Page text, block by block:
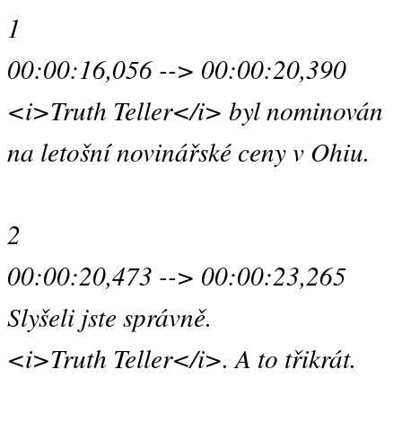
1
00:00:16,056 --> 00:00:20,390
<i>Truth Teller</i> byl nominován
na letošní novinářské ceny v Ohiu.
2
00:00:20,473 --> 00:00:23,265
Slyšeli jste správně.
<i>Truth Teller</i>. A to třikrát.